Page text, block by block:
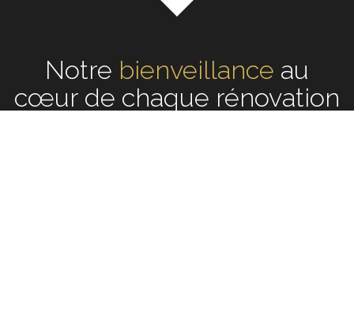
Notreécouteau cœur de
chaque rénovation